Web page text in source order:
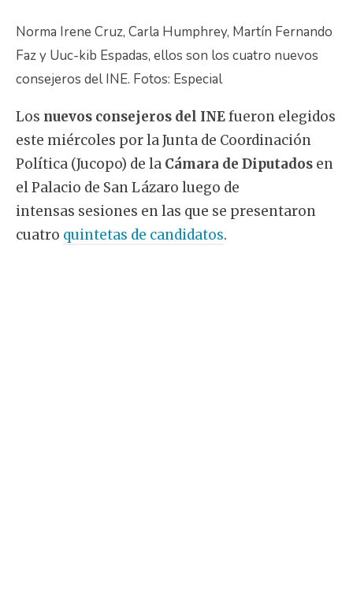
Norma Irene Cruz, Carla Humphrey, Martín Fernando
Faz y Uuc-kib Espadas, ellos son los cuatro nuevos
consejeros del INE. Fotos: Especial
Los nuevos consejeros del INEfueron elegidos
este miércoles por la Junta de Coordinación
Política (Jucopo) de la Cámara de Diputados en
el Palacio de San Lázaro luego de
intensas sesiones en las que se presentaron
cuatro quintetas de candidatos.